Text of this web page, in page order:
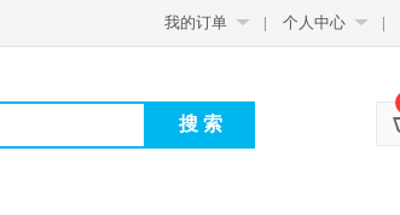
我的订单 | 个人中心 |